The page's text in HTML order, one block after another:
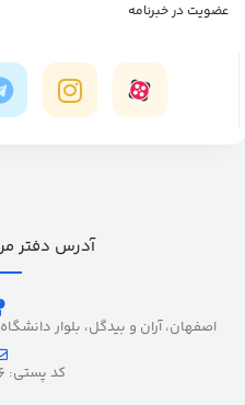
عضویت در خبرنامه
آدرس دفتر
اصفهان، آران و بیدگل، بلوار
کد پستی: 8741114066